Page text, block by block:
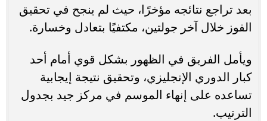
بعد تراجع نتائجه مؤخرًا، حيث لم ينجح في تحقيق
الفوز خلال آخر جولتين، مكتفيًا بتعادل وخسارة.
ويأمل الفريق في الظهور بشكل قوي أمام أحد
كبار الدوري الإنجليزي، وتحقيق نتيجة إيجابية
تساعده على إنهاء الموسم في مركز جيد بجدول
الترتيب.